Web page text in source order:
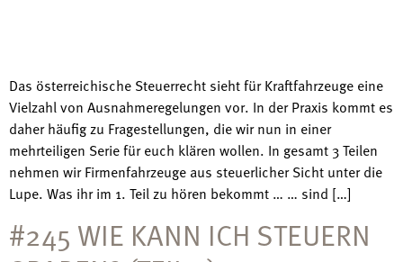
Das österreichische Steuerrecht sieht für Kraftfahrzeuge eine
Vielzahl von Ausnahmeregelungen vor. In der Praxis kommt es
daher häufig zu Fragestellungen, die wir nun in einer
mehrteiligen Serie für euch klären wollen. In gesamt 3 Teilen
nehmen wir Firmenfahrzeuge aus steuerlicher Sicht unter die
Lupe. Was ihr im 1. Teil zu hören bekommt … … sind […]
#245 WIE KANN ICH STEUERN